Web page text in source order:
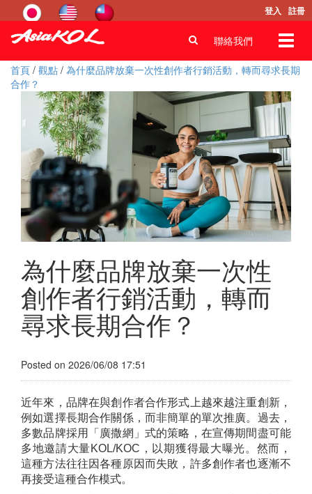
登入 註冊
聯絡我們
首頁 / 觀點 / 為什麼品牌放棄一次性創作者行銷活動，轉而尋求長期
合作？
為什麼品牌放棄一次性
創作者行銷活動，轉而
尋求長期合作？
Posted on 2026/06/08 17:51
近年來，品牌在與創作者合作形式上越來越注重創新，
例如選擇長期合作關係，而非簡單的單次推廣。過去，
多數品牌採用「廣撒網」式的策略，在宣傳期間盡可能
多地邀請大量KOL/KOC，以期獲得最大曝光。然而，
這種方法往往因各種原因而失敗，許多創作者也逐漸不
再接受這種合作模式。